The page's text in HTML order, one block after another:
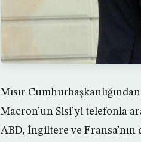
Mısır
Macron’un Sisi’yi telefonla
ABD, İngiltere ve